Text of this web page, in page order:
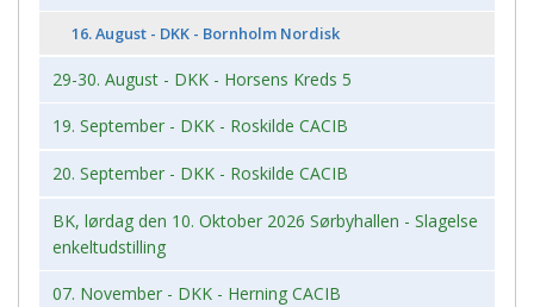
16. August - DKK - Bornholm Nordisk
29-30. August - DKK - Horsens Kreds 5
19. September - DKK - Roskilde CACIB
20. September - DKK - Roskilde CACIB
BK, lørdag den 10. Oktober 2026 Sørbyhallen - Slagelse
enkeltudstilling
07. November - DKK - Herning CACIB